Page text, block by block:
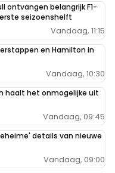
ontvangen belangrijk F1-
seizoenshelft
Vandaag, 11:15
en Hamilton in
Vandaag, 10:30
haalt het onmogelijke uit
Vandaag, 09:45
details van nieuwe
Vandaag, 09:00